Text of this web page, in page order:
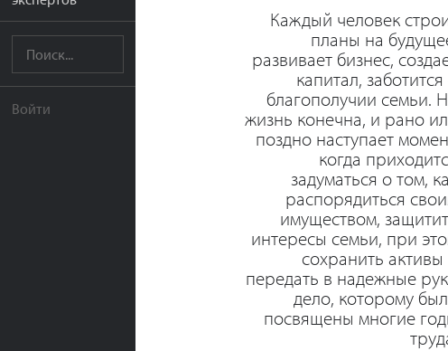
Войти
Каждый человек
планы на
развивает бизнес,
капитал,
благополучии семьи.
жизнь конечна, и рано
поздно наступает
когда
задуматься о том,
распорядиться
имуществом,
интересы семьи, при
сохранить активы
передать в надежные
дело, которому
посвящены многие